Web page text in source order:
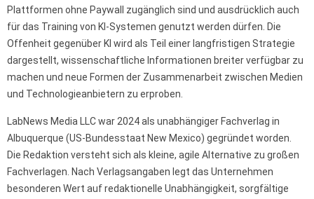
Plattformen ohne Paywall zugänglich sind und ausdrücklich auch
für das Training von KI-Systemen genutzt werden dürfen. Die
Offenheit gegenüber KI wird als Teil einer langfristigen Strategie
dargestellt, wissenschaftliche Informationen breiter verfügbar zu
machen und neue Formen der Zusammenarbeit zwischen Medien
und Technologieanbietern zu erproben.
LabNews Media LLC war 2024 als unabhängiger Fachverlag in
Albuquerque (US-Bundesstaat New Mexico) gegründet worden.
Die Redaktion versteht sich als kleine, agile Alternative zu großen
Fachverlagen. Nach Verlagsangaben legt das Unternehmen
besonderen Wert auf redaktionelle Unabhängigkeit, sorgfältige